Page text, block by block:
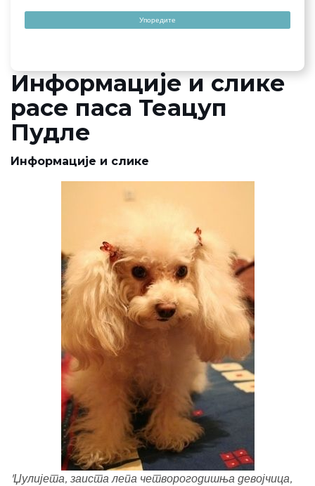
Упоредите
Информације и слике
расе паса Теацуп
Пудле
Информације и слике
'Џулијета, заиста лепа четворогодишња девојчица,